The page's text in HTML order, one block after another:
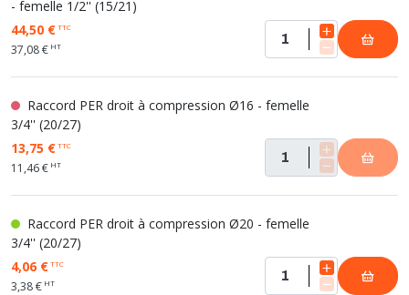
- femelle 1/2'' (15/21)
44,50 €TTC
37,08 € HT
Raccord PER droit à compression Ø16 - femelle
3/4'' (20/27)
13,75 €TTC
11,46 € HT
Raccord PER droit à compression Ø20 - femelle
3/4'' (20/27)
4,06 €TTC
3,38 € HT